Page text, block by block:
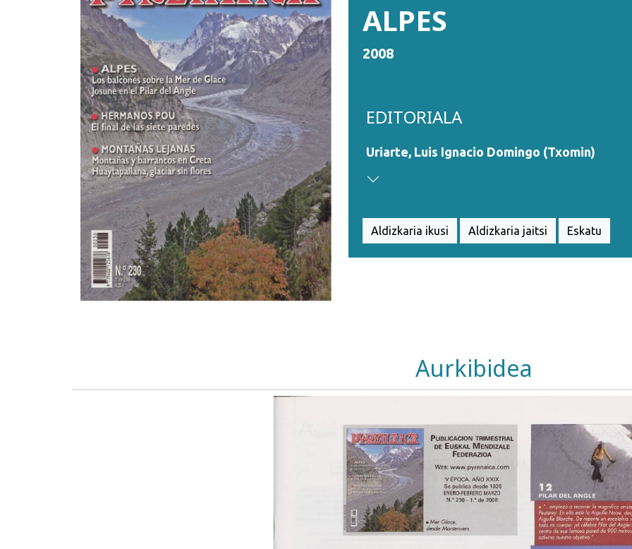
ALPES
2008
EDITORIALA
Uriarte, Luis Ignacio Domingo (Txomin)
Aldizkaria ikusi Aldizkaria jaitsi Eskatu
Aurkibidea